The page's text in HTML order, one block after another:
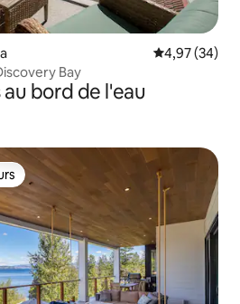
Note
4,97 (34)
Bay
au bord de l'eau